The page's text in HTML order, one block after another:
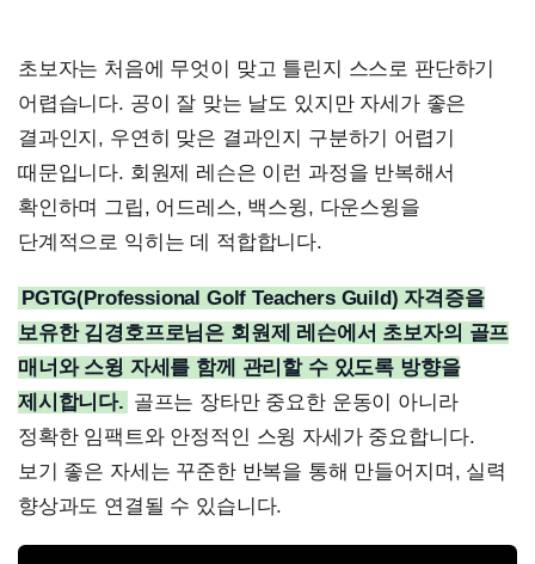
초보자는 처음에 무엇이 맞고 틀린지 스스로 판단하기
어렵습니다. 공이 잘 맞는 날도 있지만 자세가 좋은
결과인지, 우연히 맞은 결과인지 구분하기 어렵기
때문입니다. 회원제 레슨은 이런 과정을 반복해서
확인하며 그립, 어드레스, 백스윙, 다운스윙을
단계적으로 익히는 데 적합합니다.
PGTG(Professional Golf Teachers Guild) 자격증을
보유한 김경호프로님은 회원제 레슨에서 초보자의 골프
매너와 스윙 자세를 함께 관리할 수 있도록 방향을
제시합니다. 골프는 장타만 중요한 운동이 아니라
정확한 임팩트와 안정적인 스윙 자세가 중요합니다.
보기 좋은 자세는 꾸준한 반복을 통해 만들어지며, 실력
향상과도 연결될 수 있습니다.